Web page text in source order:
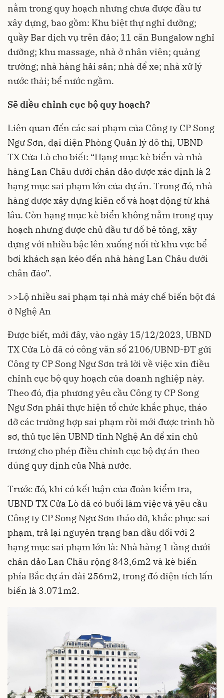
nằm trong quy hoạch nhưng chưa được đầu tư
xây dựng, bao gồm: Khu biệt thự nghỉ dưỡng;
quầy Bar dịch vụ trên đảo; 11 căn Bungalow nghỉ
dưỡng; khu massage, nhà ở nhân viên; quảng
trường; nhà hàng hải sản; nhà để xe; nhà xử lý
nước thải; bể nước ngầm.
Sẽ điều chỉnh cục bộ quy hoạch?
Liên quan đến các sai phạm của Công ty CP Song
Ngư Sơn, đại diện Phòng Quản lý đô thị, UBND
TX Cửa Lò cho biết: “Hạng mục kè biển và nhà
hàng Lan Châu dưới chân đảo được xác định là 2
hạng mục sai phạm lớn của dự án. Trong đó, nhà
hàng được xây dựng kiên cố và hoạt động từ khá
lâu. Còn hạng mục kè biển không nằm trong quy
hoạch nhưng được chủ đầu tư đổ bê tông, xây
dựng với nhiều bậc lên xuống nối từ khu vực bể
bơi khách sạn kéo đến nhà hàng Lan Châu dưới
chân đảo”.
>>Lộ nhiều sai phạm tại nhà máy chế biến bột đá
ở Nghệ An
Được biết, mới đây, vào ngày 15/12/2023, UBND
TX Cửa Lò đã có công văn số 2106/UBND-ĐT gửi
Công ty CP Song Ngư Sơn trả lời về việc xin điều
chỉnh cục bộ quy hoạch của doanh nghiệp này.
Theo đó, địa phương yêu cầu Công ty CP Song
Ngư Sơn phải thực hiện tổ chức khắc phục, tháo
dỡ các trường hợp sai phạm rồi mới được trình hồ
sơ, thủ tục lên UBND tỉnh Nghệ An để xin chủ
trương cho phép điều chỉnh cục bộ dự án theo
đúng quy định của Nhà nước.
Trước đó, khi có kết luận của đoàn kiểm tra,
UBND TX Cửa Lò đã có buổi làm việc và yêu cầu
Công ty CP Song Ngư Sơn tháo dỡ, khắc phục sai
phạm, trả lại nguyên trạng ban đầu đối với 2
hạng mục sai phạm lớn là: Nhà hàng 1 tầng dưới
chân đảo Lan Châu rộng 843,6m2 và kè biển
phía Bắc dự án dài 256m2, trong đó diện tích lấn
biển là 3.071m2.